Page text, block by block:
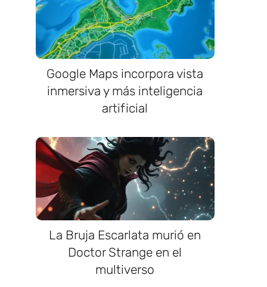
Google Maps incorpora vista
inmersiva y más inteligencia
artificial
La Bruja Escarlata murió en
Doctor Strange en el
multiverso